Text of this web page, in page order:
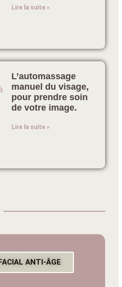
Lire la suite »
L’automassage
manuel du visage,
pour prendre soin
de votre image.
Lire la suite »
ANTI-ÂGE